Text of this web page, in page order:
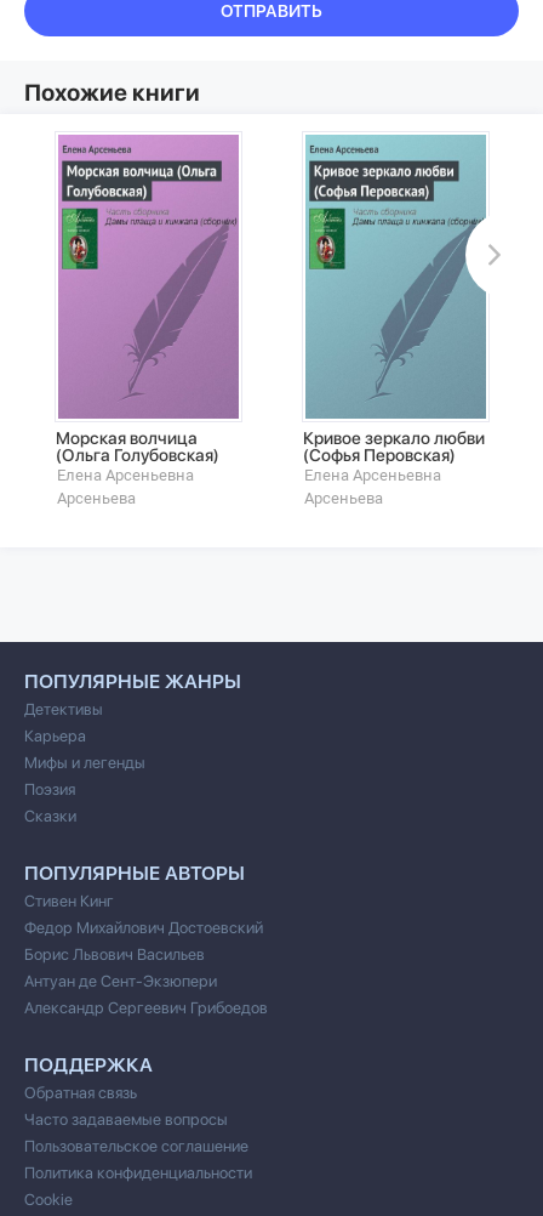
ОТПРАВИТЬ
Похожие книги
Морская волчица
(Ольга Голубовская)
Елена Арсеньевна
Арсеньева
Кривое зеркало любви
(Софья Перовская)
Елена Арсеньевна
Арсеньева
ПОПУЛЯРНЫЕ ЖАНРЫ
Детективы
Карьера
Мифы и легенды
Поэзия
Сказки
ПОПУЛЯРНЫЕ АВТОРЫ
Стивен Кинг
Федор Михайлович Достоевский
Борис Львович Васильев
Антуан де Сент-Экзюпери
Александр Сергеевич Грибоедов
ПОДДЕРЖКА
Обратная связь
Часто задаваемые вопросы
Пользовательское соглашение
Политика конфиденциальности
Cookie